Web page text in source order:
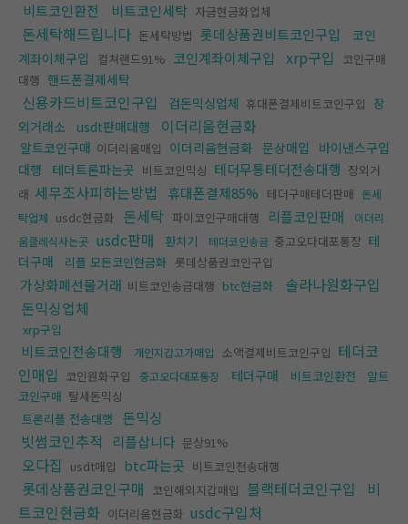
비트코인환전 비트코인세탁 자금현금화업체
돈세탁해드립니다 돈세탁방법 롯데상품권비트코인구입
코인
계좌이체구입
컬쳐랜드91% 코인계좌이체구입 xrp구입
코인구매
대행 핸드폰결제세탁
신용카드비트코인구입 검돈믹싱업체 휴대폰결제비트코인구입 장
외거래소
usdt판매대행 이더리움현금화
알트코인구매 이더리움매입 이더리움현금화 문상매입
바이낸스구입
대행
테더트론파는곳 비트코인믹싱 테더무통테더전송대행 장외거
래 세무조사피하는방법 휴대폰결제85% 테더구매테더판매 돈세
탁업체 usdc현금화 돈세탁 파이코인구매대행 리플코인판매
이더리
움클레식사는곳 usdc판매 환치기 테더코인송금 중고오다대포통장 테
더구매
리플 모든코인현금화 롯데상품권코인구입
가상화폐선물거래 비트코인송금대행 btc현금화
솔라나원화구입
돈믹싱업체
xrp구입
비트코인전송대행 개인지갑고가매입 소액결제비트코인구입 테더코
인매입 코인원화구입 중고오다대포통장 테더구매 비트코인환전
알트
코인구매 탈세돈믹싱
트론리플 전송대행
돈믹싱
빗썸코인추적
리플삽니다 문상91%
오다집 usdt매입 btc파는곳 비트코인전송대행
롯데상품권코인구매 코인해외지갑매입 블랙테더코인구입
비
트코인현금화 이더리움현금화 usdc구입처